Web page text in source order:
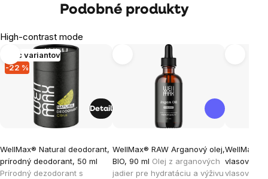
Podobné produkty
High-contrast mode
-22 %
Viac variantov
WellMax® Natural deodorant,
prírodný deodorant, 50 ml
Prírodný dezodorant s
Detail
WellMax® RAW Arganový olej,
BIO, 90 ml Olej z arganových
jadier pre hydratáciu a výživu
WellMax®
vlasov
vlasov a